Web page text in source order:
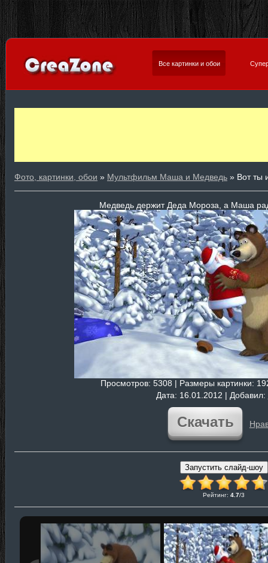
Все картинки и обои
Фото, картинки, обои » Мультфильм Маша и Медведь » Вот ты
Медведь держит Деда Мороза, а Маша
Просмотров: 5308 | Размеры картинки:
Дата: 16.01.2012 | Добавил:
Скачать
Рейтинг: 4.7/3